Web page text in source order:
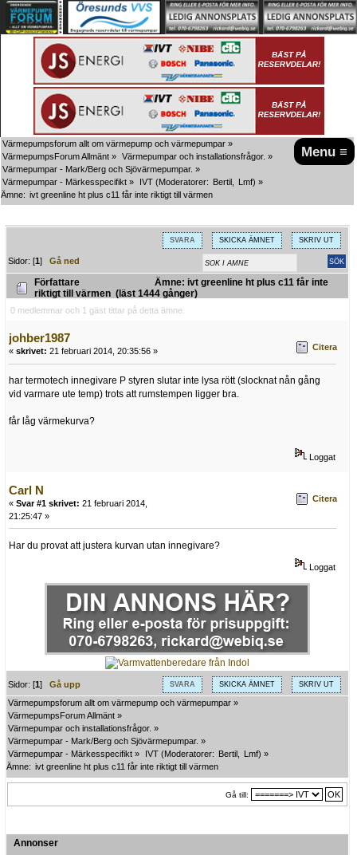
Menu ≡
Värmepumpsforum allt om värmepump och värmepumpar »
VärmepumpsForum Allmänt » Värmepumpar och installationsfrågor. »
Värmepumpar - Mark/Berg och Sjövärmepumpar. »
Värmepumpar - Märkesspecifikt » IVT (Moderatorer: Bertil Lmf) »
Ämne: ivt greenline ht plus c11 får inte riktigt till värmen
SVARA SKICKA ÄMNET SKRIV UT
Sidor: [1]Gå ned
Författare
Ämne: ivt greenline ht plus c11 får inte
riktigt till värmen (läst 1444 gånger)
0 medlemmar och 1 gäst tittar på detta ämne.
johber1987
« skrivet: 21 februari 2014, 20:35:56 » Citera
har termotech innegivare P styren slutar inte lysa rött (slocknat nån gång
vid varmare ute temp) trots att rumstempen ligger bra.
får låg värmekurva?
Loggat
Carl N
« Svar #1 skrivet: 21 februari 2014,
21:25:47 »
Citera
Har du provat att justera kurvan utan innegivare?
Loggat
SVARA SKICKA ÄMNET SKRIV UT
Sidor: [1]Gå upp
Värmepumpsforum allt om värmepump och värmepumpar »
VärmepumpsForum Allmänt »
Värmepumpar och installationsfrågor. »
Värmepumpar - Mark/Berg och Sjövärmepumpar. »
Värmepumpar - Märkesspecifikt » IVT (Moderatorer: Bertil , Lmf) »
Ämne: ivt greenline ht plus c11 får inte riktigt till värmen
Gå till:
Annonser